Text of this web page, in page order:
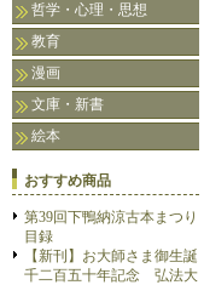
哲学・心理・思想
教育
漫画
文庫・新書
絵本
おすすめ商品
第39回下鴨納涼古本まつり
目録
【新刊】お大師さま御生誕
千二百五十年記念 弘法大